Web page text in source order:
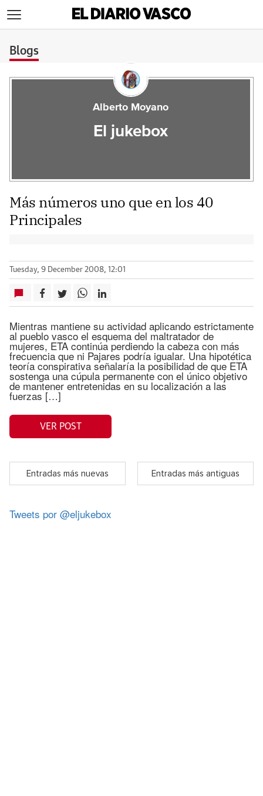
Blogs
Alberto Moyano
El jukebox
Más números uno que en los 40
Principales
Tuesday, 9 December 2008, 12:01
Mientras mantiene su actividad aplicando estrictamente
al pueblo vasco el esquema del maltratador de
mujeres, ETA continúa perdiendo la cabeza con más
frecuencia que ni Pajares podría igualar. Una hipotética
teoría conspirativa señalaría la posibilidad de que ETA
sostenga una cúpula permanente con el único objetivo
de mantener entretenidas en su localización a las
fuerzas […]
VER POST
Entradas más nuevas Entradas más antiguas
Tweets por @eljukebox